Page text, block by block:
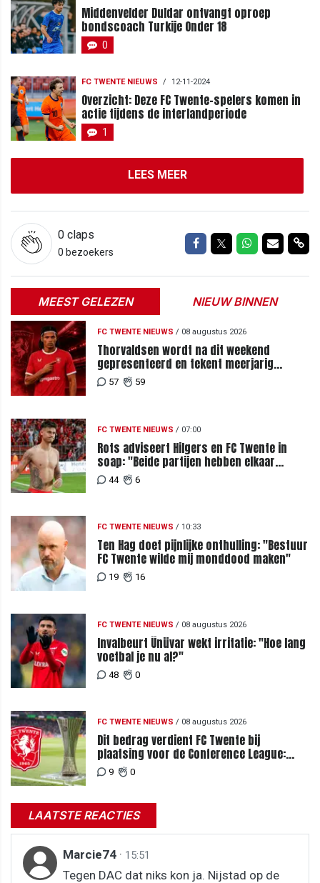
Middenvelder Duldar ontvangt oproep
bondscoach Turkije Onder 18
0
FC TWENTE NIEUWS / 12-11-2024
Overzicht: Deze FC Twente-spelers komen in
actie tijdens de interlandperiode
1
LEES MEER
0 claps
0 bezoekers
Delen op Facebook
Delen op Twitter
Delen op
Delen
MEEST GELEZEN NIEUW BINNEN
FC TWENTE NIEUWS / 08 augustus 2026
Thorvaldsen wordt na dit weekend
gepresenteerd en tekent meerjarig
contract bij FC Twente
57 59
FC TWENTE NIEUWS / 07:00
Rots adviseert Hilgers en FC Twente in
soap: "Beide partijen hebben elkaar
teleurgesteld"
44 6
FC TWENTE NIEUWS / 10:33
Ten Hag doet pijnlijke onthulling: "Bestuur
FC Twente wilde mij monddood maken"
19 16
FC TWENTE NIEUWS / 08 augustus 2026
Invalbeurt Ünüvar wekt irritatie: "Hoe lang
voetbal je nu al?"
48 0
FC TWENTE NIEUWS / 08 augustus 2026
Dit bedrag verdient FC Twente bij
plaatsing voor de Conference League:
zoveel loopt het mis bij uitschakeling
9 0
LAATSTE REACTIES
Marcie74 · 15:51
Tegen DAC dat niks kon ja. Nijstad op de